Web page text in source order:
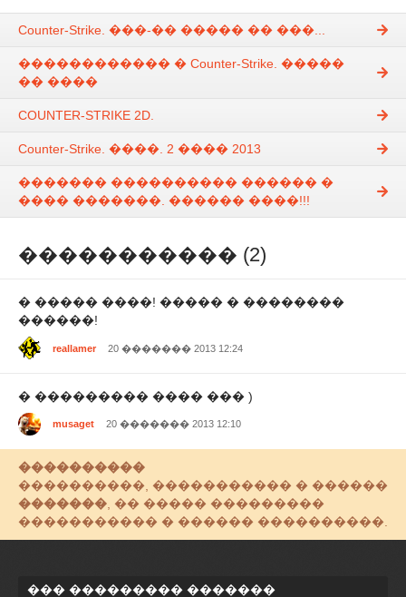
Counter-Strike. ���-�� ����� �� ���...
������������ � Counter-Strike. �����
�� ����
COUNTER-STRIKE 2D.
Counter-Strike. ����. 2 ���� 2013
������� ���������� ������ �
���� �������. ������ ����!!!
����������� (2)
� ����� ����! ����� � ��������
������!
reallamer 20 ������� 2013 12:24
� ��������� ���� ��� )
musaget 20 ������� 2013 12:10
����������
����������, ����������� � ������
������� , �� ����� ���������
����������� � ������ ����������.
��� ��������� �������